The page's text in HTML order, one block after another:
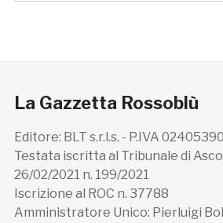
La Gazzetta Rossoblù
Editore: BLT s.r.l.s. - P.IVA
Testata iscritta al Tribunale di
26/02/2021 n. 199/2021
Iscrizione al ROC n. 37788
Amministratore Unico: Pierluigi